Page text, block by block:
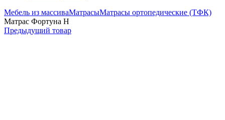
Мебель из массиваМатрасыМатрасы ортопедические (ТФК)
Матрас Фортуна Н
Предыдущий товар